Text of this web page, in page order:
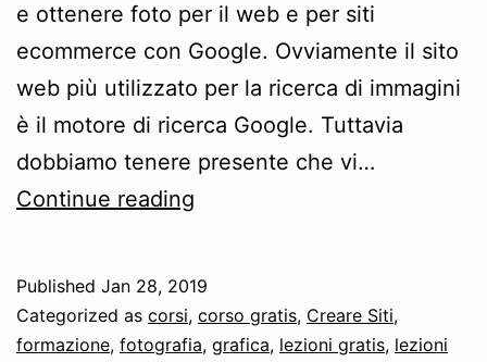
e ottenere foto per il web e per siti
ecommerce con Google. Ovviamente il sito
web più utilizzato per la ricerca di immagini
è il motore di ricerca Google. Tuttavia
dobbiamo tenere presente che vi…
Continue reading
siti
web
Published Jan 28, 2019
Categorized as corsi, corso gratis, Creare Siti,
formazione, fotografia, grafica, lezioni gratis, lezioni